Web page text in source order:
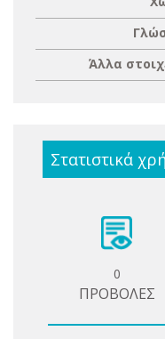
Άλλα
Στατιστικά
0
ΠΡΟΒΟΛΕΣ